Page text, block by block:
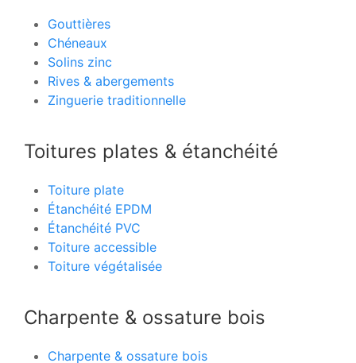
Gouttières
Chéneaux
Solins zinc
Rives & abergements
Zinguerie traditionnelle
Toitures plates & étanchéité
Toiture plate
Étanchéité EPDM
Étanchéité PVC
Toiture accessible
Toiture végétalisée
Charpente & ossature bois
Charpente & ossature bois